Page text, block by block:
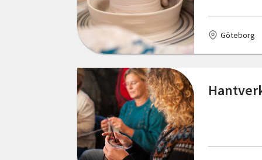
Henån
Hjo
Huddinge
Hudiksvall
Hultsfred
Hunnebostrand
Göteborg